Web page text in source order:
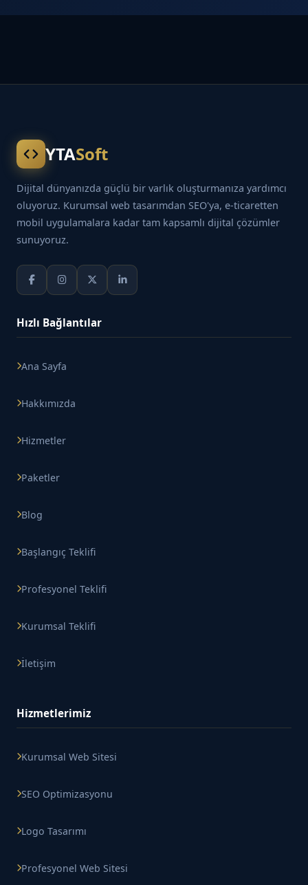
YTASoft
Dijital dünyanızda güçlü bir varlık oluşturmanıza yardımcı
oluyoruz. Kurumsal web tasarımdan SEO'ya, e-ticaretten
mobil uygulamalara kadar tam kapsamlı dijital çözümler
sunuyoruz.
Hızlı Bağlantılar
Ana Sayfa
Hakkımızda
Hizmetler
Paketler
Blog
Başlangıç Teklifi
Profesyonel Teklifi
Kurumsal Teklifi
İletişim
Hizmetlerimiz
Kurumsal Web Sitesi
SEO Optimizasyonu
Logo Tasarımı
Profesyonel Web Sitesi